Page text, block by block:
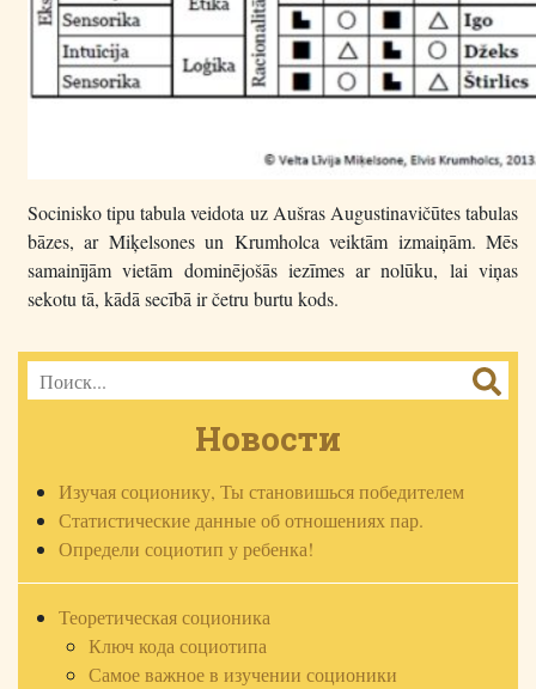
Socinisko tipu tabula veidota uz Aušras Augustinavičūtes tabulas
bāzes, ar Miķelsones un Krumholca veiktām izmaiņām. Mēs
samainījām vietām dominējošās iezīmes ar nolūku, lai viņas
sekotu tā, kādā secībā ir četru burtu kods.
Новости
Изучая соционику, Ты становишься победителем
Статистические данные об отношениях пар.
Определи социотип у ребенка!
Теоретическая соционика
Ключ кода социотипа
Самое важное в изучении соционики